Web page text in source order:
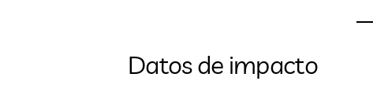
Datos de impacto